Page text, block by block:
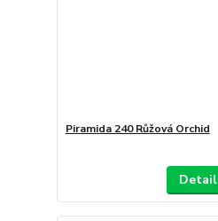
Piramida 240 Růžová Orchid
Detail